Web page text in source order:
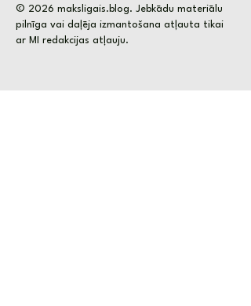
© 2026 maksligais.blog. Jebkādu materiālu
pilnīga vai daļēja izmantošana atļauta tikai
ar MI redakcijas atļauju.